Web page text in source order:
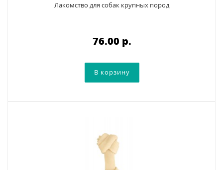
Лакомство для собак крупных пород
76.00 p.